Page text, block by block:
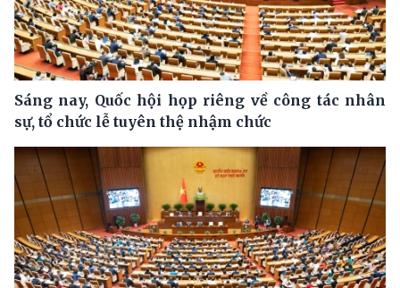
Sáng nay, Quốc hội họp riêng về công tác nhân
sự, tổ chức lễ tuyên thệ nhậm chức